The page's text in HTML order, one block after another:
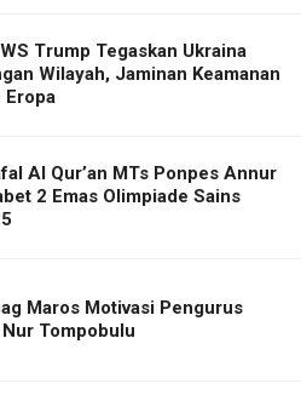
Trump Tegaskan Ukraina
Wilayah, Jaminan Keamanan
Eropa
Al Qur’an MTs Ponpes Annur
2 Emas Olimpiade Sains
Maros Motivasi Pengurus
Tompobulu